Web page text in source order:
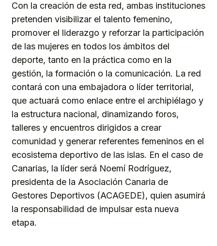
Con la creación de esta red, ambas instituciones
pretenden visibilizar el talento femenino,
promover el liderazgo y reforzar la participación
de las mujeres en todos los ámbitos del
deporte, tanto en la práctica como en la
gestión, la formación o la comunicación. La red
contará con una embajadora o líder territorial,
que actuará como enlace entre el archipiélago y
la estructura nacional, dinamizando foros,
talleres y encuentros dirigidos a crear
comunidad y generar referentes femeninos en el
ecosistema deportivo de las islas. En el caso de
Canarias, la líder será Noemí Rodríguez,
presidenta de la Asociación Canaria de
Gestores Deportivos (ACAGEDE), quien asumirá
la responsabilidad de impulsar esta nueva
etapa.